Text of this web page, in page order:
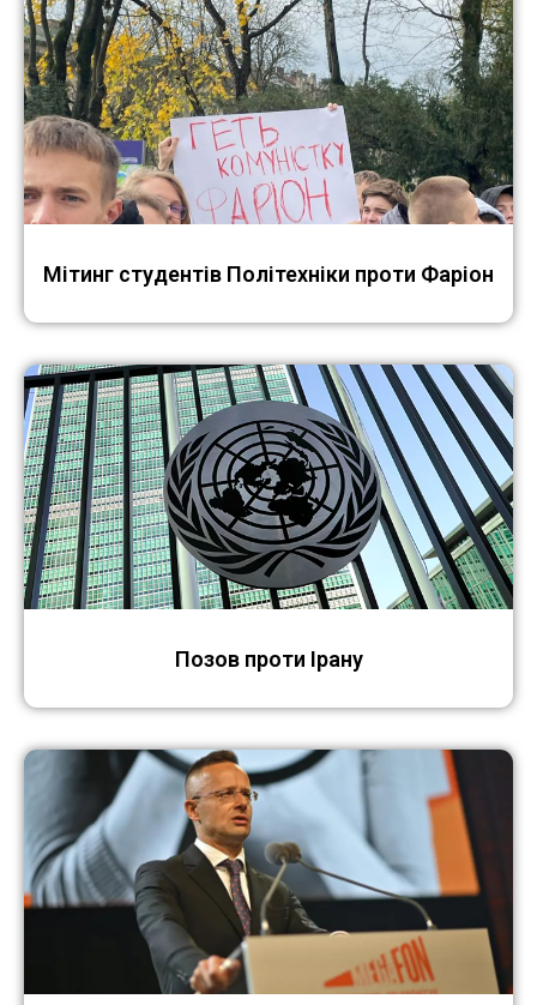
Мітинг студентів Політехніки проти Фаріон
Позов проти Ірану